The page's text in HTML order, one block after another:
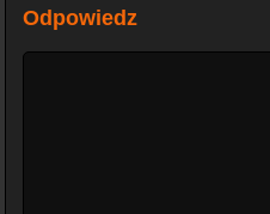
Odpowiedz